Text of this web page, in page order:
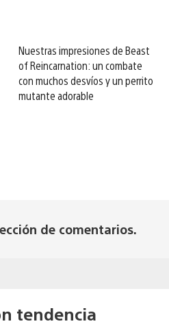
Nuestras impresiones de Beast
of Reincarnation: un combate
con muchos desvíos y un perrito
mutante adorable
de comentarios.
tendencia